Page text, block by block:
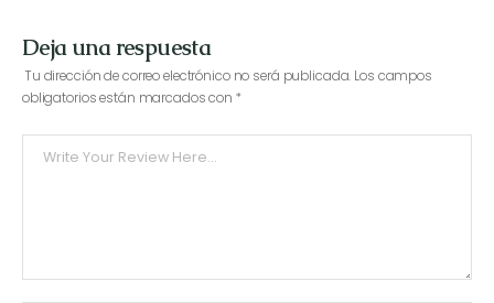
Deja una respuesta
Tu dirección de correo electrónico no será publicada. Los campos
obligatorios están marcados con *